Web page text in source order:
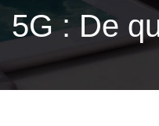
5G : De